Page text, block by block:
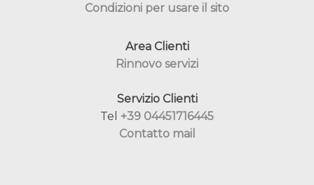
Condizioni per usare il sito
Area Clienti
Rinnovo servizi
Servizio Clienti
Tel +39 04451716445
Contatto mail